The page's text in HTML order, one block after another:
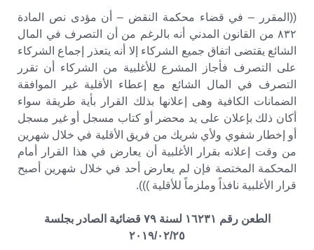
((المقرر – في قضاء محكمة النقض – أن مؤدى نص المادة
٨٣٢ من القانون المدني أنه بالرغم من أن التصرف في المال
الشائع يقتضى اتفاق جميع الشركاء إلا أنه يتعذر إجماع الشركاء
على التصرف فأجاز المشرع للأغلبية من الشركاء أن تقرر
التصرف في المال الشائع مع إعطاء الأقلية غير الموافقة
الضمانات الكافية وهى إعلانها بذلك القرار بأية طريقة سواء
أكان ذلك بإعلان على يد محضر أو كتاب مسجل أو غير مسجل
أو إخطار شفوي ولأي شريك من فريق الأقلية في خلال شهرين
من وقت إعلانه بقرار الأغلبية أن يعارض في هذا القرار أمام
المحكمة المختصة فإن لم يعارض أحد في خلال شهرين أصبح
قرار الأغلبية نافذاً وملزماً للأقلية ))).
الطعن رقم ١٦٢٣١ لسنة ٧٩ قضائية الصادر بجلسة
٢٠١٩/٠٢/٢٥